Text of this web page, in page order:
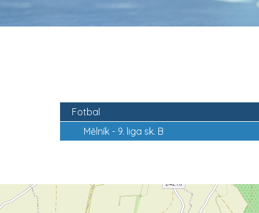
Fotbal
Mělník - 9. liga sk. B